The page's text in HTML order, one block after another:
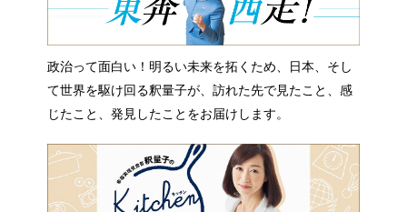
政治って面白い！明るい未来を拓くため、日本、そし
て世界を駆け回る釈量子が、訪れた先で見たこと、感
じたこと、発見したことをお届けします。